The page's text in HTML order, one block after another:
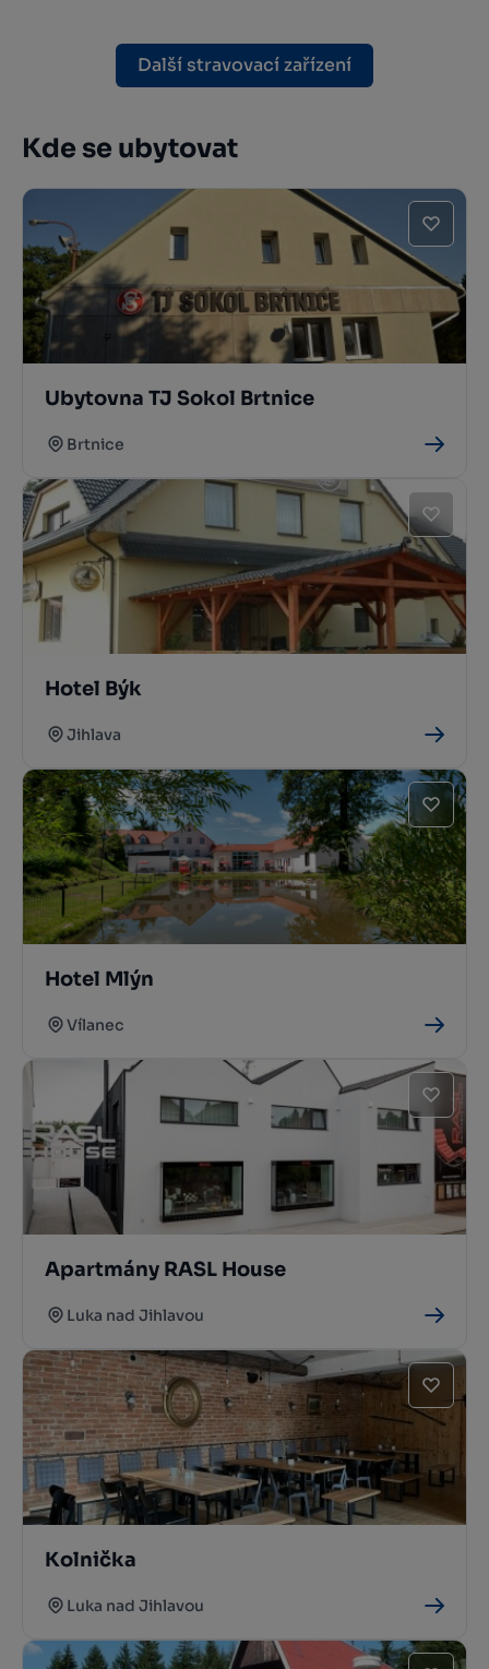
Další stravovací zařízení
Kde se ubytovat
Ubytovna TJ Sokol Brtnice
Brtnice
Hotel Býk
Jihlava
Hotel Mlýn
Vílanec
Apartmány RASL House
Luka nad Jihlavou
Kolnička
Luka nad Jihlavou